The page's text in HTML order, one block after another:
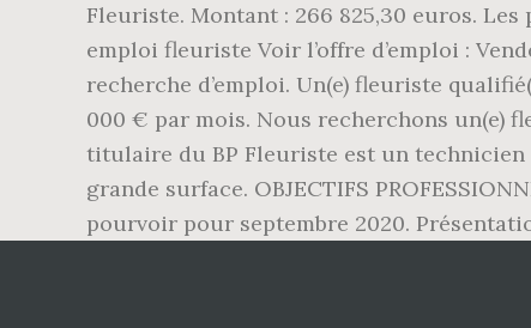
Fleuriste. Montant : 266 825,30 euros.
emploi fleuriste Voir l’offre d’emploi :
recherche d’emploi. Un(e) fleuriste
000 € par mois. Nous recherchons un(e)
titulaire du BP Fleuriste est un technicien
grande surface. OBJECTIFS
pourvoir pour septembre 2020.